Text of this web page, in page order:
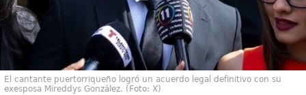
El cantante puertorriqueño logró un acuerdo legal definitivo con su
exesposa Mireddys González. (Foto: X)